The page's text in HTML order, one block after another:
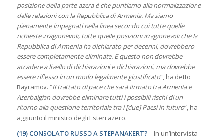
posizione della parte azera è che puntiamo alla normalizzazione
delle relazioni con la Repubblica di Armenia. Ma siamo
pienamente impegnati nella linea secondo cui tutte quelle
richieste irragionevoli, tutte quelle posizioni irragionevoli che la
Repubblica di Armenia ha dichiarato per decenni, dovrebbero
essere completamente eliminate. E questo non dovrebbe
accadere a livello di dichiarazioni e dichiarazioni, ma dovrebbe
essere riflesso in un modo legalmente giustificato“, ha detto
Bayramov. “Il trattato di pace che sarà firmato tra Armenia e
Azerbaigian dovrebbe eliminare tutti i possibili rischi di un
ritorno alla questione territoriale tra i [due] Paesi in futuro“, ha
aggiunto il ministro degli Esteri azero.
(19) CONSOLATO RUSSO A STEPANAKERT? – In un’intervista